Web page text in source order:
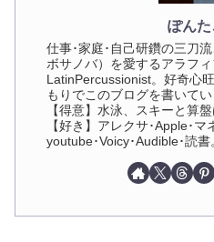
ぽん
仕事･家庭･自己研鑽の三刀
ボサノバ）を愛するアラフィ
LatinPercussionist。好奇心
もりでこのブログを書いてい
【得意】水泳、スキーと算
【好き】アレクサ･Apple･マ
youtube･Voicy･Audible･読書